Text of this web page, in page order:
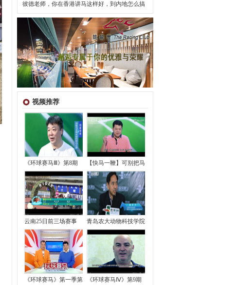
彼德老师，你在香港讲马这样好，到内地怎么搞
视频推荐
《环球赛马Ⅲ》第8期 【快马一鞭】可别把马
云南25日前三场赛事 青岛农大动物科技学院
《环球赛马》第一季第 《环球赛马Ⅳ》第9期